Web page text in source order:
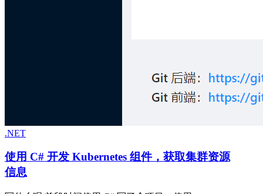
.NET
使用 C# 开发 Kubernetes 组件，获取集群资源
信息